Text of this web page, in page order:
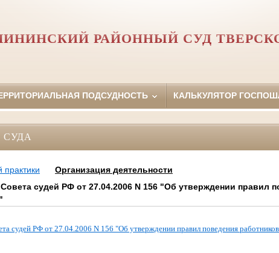
РАЙОННЫЙ СУД
ПОДСУДНОСТЬ КАЛЬКУЛЯТОР
Организация деятельности
судей РФ от 27.04.2006 N 156 "Об утверждении правил
судей РФ от 27.04.2006 N 156 "Об утверждении правил поведения